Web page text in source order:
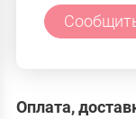
Оплата,